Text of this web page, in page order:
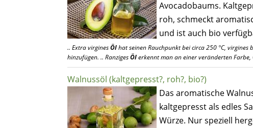
Avocadobaums.
roh, schmeckt
und ist auch bio
.. Extra virginesÖlhat seinen Rauchpunkt bei circa 250 °C, virgines
hinzufügen. .. RanzigesÖlerkennt man an einer veränderten Farbe,
Walnussöl (kaltgepresst?, roh?, bio?)
Das aromatische
kaltgepresst als edles
Würze. Nur speziell